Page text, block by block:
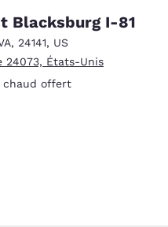
Blacksburg I-81
, 24141, US
24073, États-Unis
chaud offert